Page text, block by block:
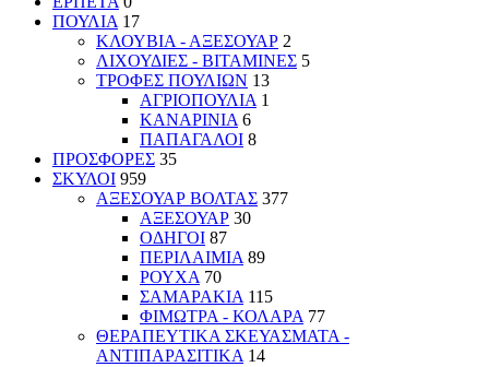
ΠΟΥΛΙΑ 17
ΚΛΟΥΒΙΑ - ΑΞΕΣΟΥΑΡ 2
ΛΙΧΟΥΔΙΕΣ - ΒΙΤΑΜΙΝΕΣ 5
ΤΡΟΦΕΣ ΠΟΥΛΙΩΝ 13
ΑΓΡΙΟΠΟΥΛΙΑ 1
ΚΑΝΑΡΙΝΙΑ 6
ΠΑΠΑΓΑΛΟΙ 8
ΠΡΟΣΦΟΡΕΣ 35
ΣΚΥΛΟΙ 959
ΑΞΕΣΟΥΑΡ ΒΟΛΤΑΣ 377
ΑΞΕΣΟΥΑΡ 30
ΟΔΗΓΟΙ 87
ΠΕΡΙΛΑΙΜΙΑ 89
ΡΟΥΧΑ 70
ΣΑΜΑΡΑΚΙΑ 115
ΦΙΜΩΤΡΑ - ΚΟΛΑΡΑ 77
ΘΕΡΑΠΕΥΤΙΚΑ ΣΚΕΥΑΣΜΑΤΑ -
ΑΝΤΙΠΑΡΑΣΙΤΙΚΑ 14